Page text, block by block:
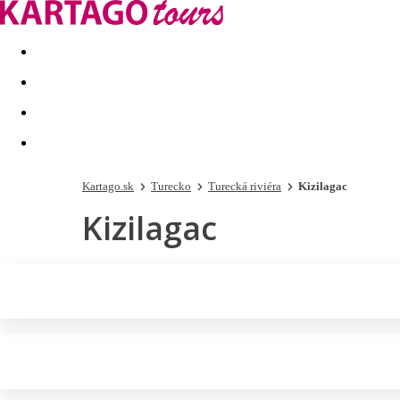
Last minute Dovolenkové kluby
Kartago.sk Turecko Turecká riviéra Kizilagac
Kizilagac